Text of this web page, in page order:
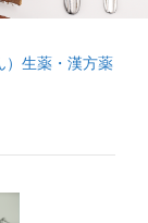
）生薬・漢方薬